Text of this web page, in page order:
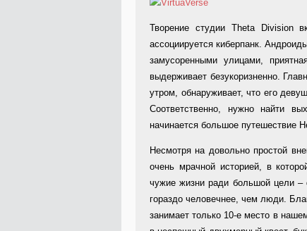
Творение студии Theta Division
ассоциируется киберпанк.
замусоренными улицами,
выдерживает безукоризненно.
утром, обнаруживает, что его
Соответственно, нужно найти
начинается большое путешествие
Несмотря на довольно простой
очень мрачной историей, в
чужие жизни ради большой цели –
гораздо человечнее, чем люди.
занимает только 10-е место в